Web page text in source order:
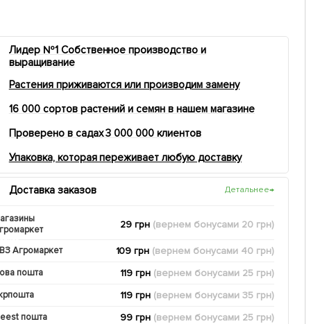
Лидер №1 Собственное производство и
выращивание
Растения приживаются или производим замену
16 000 сортов растений и семян в нашем магазине
Проверено в садах 3 000 000 клиентов
Упаковка, которая переживает любую доставку
Доставка заказов Детальнее→
29 грн (вернем бонусами 20 грн)
Агромаркет 109 грн (вернем бонусами 40 грн)
пошта 119 грн (вернем бонусами 25 грн)
119 грн (вернем бонусами35 грн)
пошта 99 грн (вернем бонусами 25 грн)